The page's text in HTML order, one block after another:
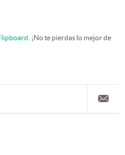
. ¡No te pierdas lo mejor de